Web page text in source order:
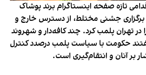
تازه صفحه اینستاگرام برند پوشاک
جشنی مختلط، از دسترس خارج و
تهران پلمب کرد. چند کافه‌‌دار و شهروند
گفتند حکومت با سیاست پلمب درصدد کنترل
بر آنان و انتقام‌گیری است.